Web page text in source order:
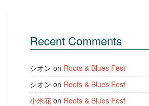
Recent Comments
シオン on Roots & Blues Fest
シオン on Roots & Blues Fest
小米花 on Roots & Blues Fest